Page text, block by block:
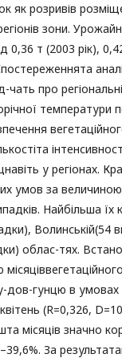
як розривів
зони.
0,36 т (2003 рік),
чать про
температури
у регіонах.
умов за величиною
Найбільша їх
Волинській(54
облас-тях.
дов-гунцю в умовах
(R=0,326,
місяців значно
За